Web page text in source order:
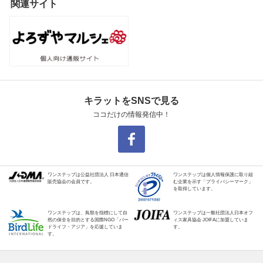
関連サイト
キラットをSNSで見る
ココだけの情報発信中！
ワンステップは公益社団法人 日本通信
販売協会の会員です。
ワンステップは個人情報保護に取り組
む企業を示す「プライバシーマーク」
を取得しています。
ワンステップは、鳥類を指標にして自
然の保全を目的とする国際NGO「バー
ドライフ・アジア」を応援していま
す。
ワンステップは一般社団法人日本オフ
ィス家具協会 JOIFAに加盟していま
す。